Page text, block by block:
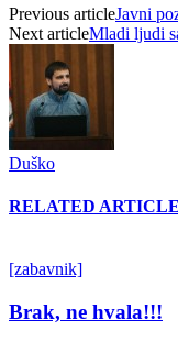
Previous articleJavni
Next articleMladi ljudi
Duško
RELATED
[zabavnik]
Brak, ne hvala!!!